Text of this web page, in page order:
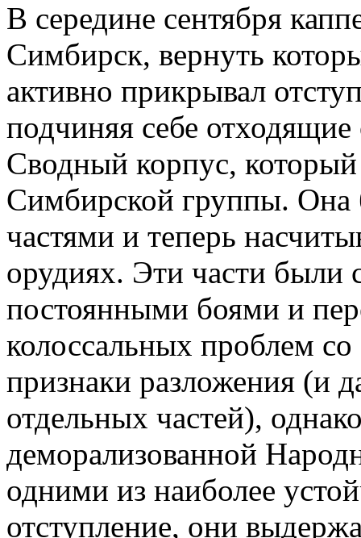
В середине сентября
Симбирск, вернуть
активно прикрывал
подчиняя себе
Сводный корпус,
Симбирской группы. Она
частями и теперь
орудиях. Эти части были
постоянными боями и
колоссальных проблем
признаки разложения (и
отдельных частей),
деморализованной
одними из наиболее
отступление, они